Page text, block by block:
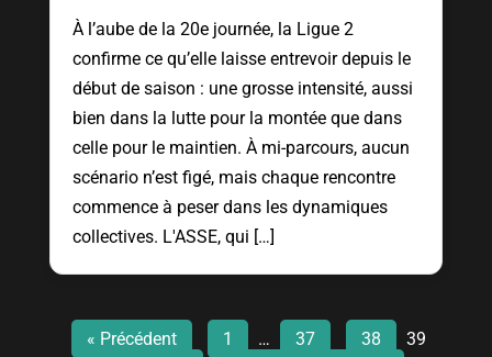
À l’aube de la 20e journée, la Ligue 2
confirme ce qu’elle laisse entrevoir depuis le
début de saison : une grosse intensité, aussi
bien dans la lutte pour la montée que dans
celle pour le maintien. À mi-parcours, aucun
scénario n’est figé, mais chaque rencontre
commence à peser dans les dynamiques
collectives. L'ASSE, qui […]
« Précédent 1 … 37 38
39